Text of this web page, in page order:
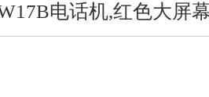
电话机,红色大屏